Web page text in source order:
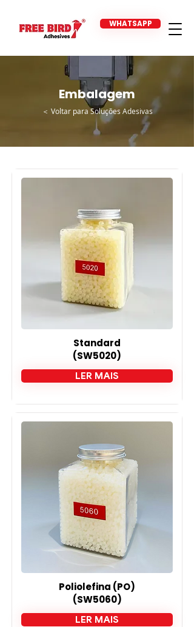
WHATSAPP
Embalagem
＜ Voltar para Soluções Adesivas
Standard
(SW5020)
LER MAIS
Poliolefina (PO)
(SW5060)
LER MAIS